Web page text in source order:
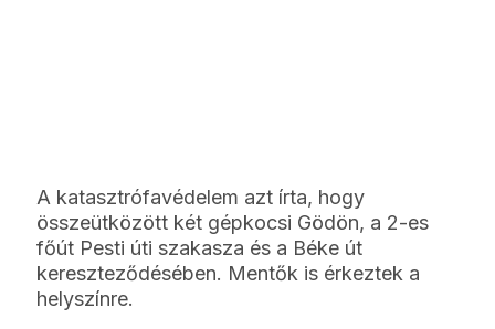
A katasztrófavédelem azt írta, hogy
összeütközött két gépkocsi Gödön, a 2-es
főút Pesti úti szakasza és a Béke út
kereszteződésében. Mentők is érkeztek a
helyszínre.